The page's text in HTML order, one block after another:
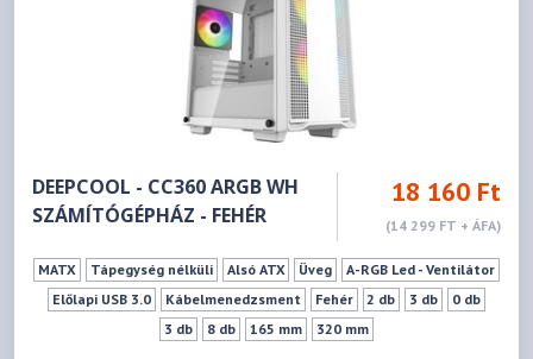
DEEPCOOL - CC360 ARGB WH
SZÁMÍTÓGÉPHÁZ - FEHÉR
18 160 Ft
(14 299 FT + ÁFA)
MATX Tápegység nélküli Alsó ATX Üveg
A-RGB Led - Ventilátor
Előlapi USB 3.0
Kábelmenedzsment Fehér 2 db 3 db
0 db
3 db
8 db 165 mm 320 mm